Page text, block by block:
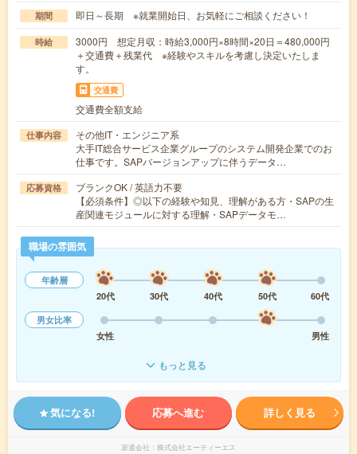
期間 即日～長期 ※就業開始日、お気軽にご相談ください！
時給
3000円 想定月収：時給3,000円×8時間×20日＝480,000円
＋交通費＋残業代 ※経験やスキルを考慮し決定いたしま
す。
交通費
交通費全額支給
仕事内容
その他IT・エンジニア系
大手IT総合サービス企業グループのシステム開発企業でのお
仕事です。SAPバージョンアップに伴うデータ…
応募資格
ブランクOK / 英語力不要
【必須条件】◎以下の経験や知見、理解がある方・SAPの生
産関連モジュールに対する理解・SAPデータモ…
職場の雰囲気
年齢層
20代
30代 40代 50代
60代
男女比率
女性
男性
もっと見る
気になる! 応募へ進む 詳しく見る
派遣会社 株式会社エーティーエス